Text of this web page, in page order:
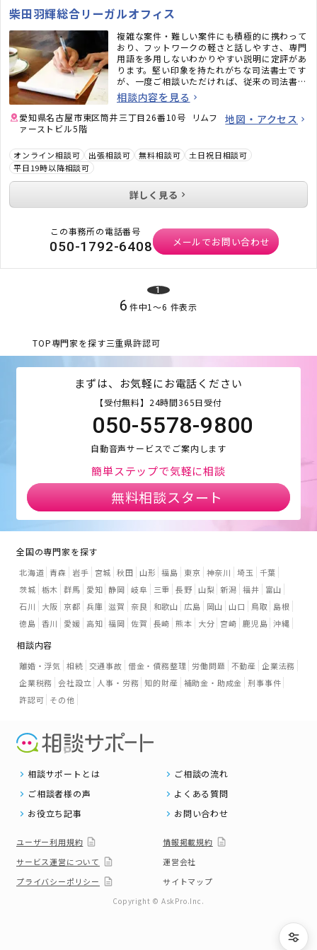
柴田羽輝総合リーガルオフィス
複雑な案件・難しい案件にも積極的に携わって
おり、フットワークの軽さと話しやすさ、専門
用語を多用しないわかりやすい説明に定評があ
ります。堅い印象を持たれがちな司法書士です
が、一度ご相談いただければ、従来の司法書士
のイメージがガラッと変わるかと思います。ど
うぞお気軽にご相談ください。
相談内容を見る
愛知県名古屋市東区筒井三丁目26番10号 リムフ
ァーストビル5階
地図・アクセス
オンライン相談可 出張相談可 無料相談可
土日祝日相談可
平日19時以降相談可
詳しく見る
この事務所の電話番号
050-1792-6408 メールでお問い合わせ
1
6 件中1〜6 件表示
TOP専門家を探す三重県許認可
まずは、お気軽にお電話ください
【受付無料】24時間365日受付
050-5578-9800
自動音声サービスでご案内します
簡単ステップで気軽に相談
無料相談スタート
全国の専門家を探す
北海道 青森 岩手 宮城 秋田 山形 福島 東京 神奈川 埼玉
千葉
茨城 栃木 群馬 愛知 静岡 岐阜 三重 長野 山梨 新潟 福井
富山
石川
大阪 京都 兵庫 滋賀 奈良 和歌山 広島 岡山 山口 鳥取
島根
徳島 香川 愛媛 高知 福岡 佐賀 長崎 熊本 大分 宮崎 鹿児島 沖縄
相談内容
離婚・浮気 相続 交通事故 借金・債務整理 労働問題 不動産 企業法務
企業税務 会社設立 人事・労務 知的財産 補助金・助成金 刑事事件
許認可 その他
相談サポートとは
ご相談の流れ
ご相談者様の声
よくある質問
お役立ち記事
お問い合わせ
ユーザー利用規約
情報掲載規約
サービス運営について
運営会社
プライバシーポリシー
サイトマップ
Copyright © AskPro.Inc.